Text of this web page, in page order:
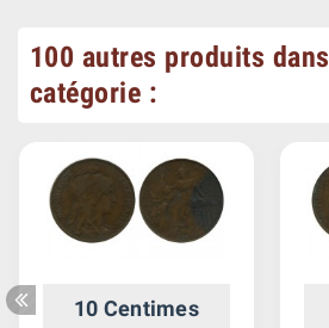
100 autres produits
catégorie :
10 Centimes